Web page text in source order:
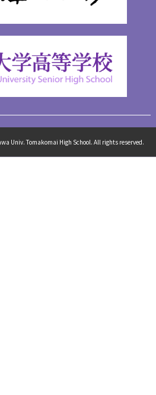
Univ. Tomakomai High School. All rights reserved.